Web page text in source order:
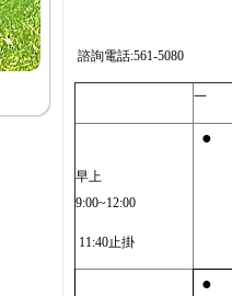
諮詢電話:561-5080
一
早上
9:00~12:00
11:40止掛
●
●